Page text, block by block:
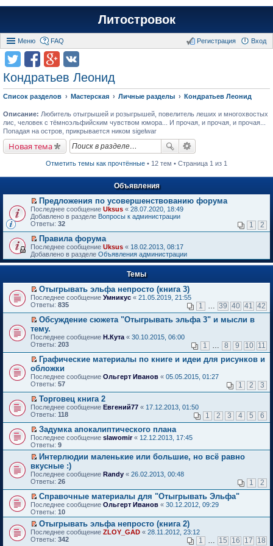
Литостровок
Меню FAQ Вход
Регистрация
Кондратьев Леонид
Список разделов Мастерская Личные разделы Кондратьев Леонид
Описание: Любитель отыгрышей и розыгрышей, повелитель леших и многохвостых
лис, человек с тёмноэльфийским чувством юмора... И прочая, и прочая, и прочая...
Попадая на остров, прикрывается ником sigelwar
Новая тема
Отметить темы как прочтённые • 12 тем • Страница 1 из 1
Объявления
П
е
р
й
т
и
к
п
в
о
м
у
н
е
п
р
о
ч
и
т
а
н
о
м
у
с
о
о
б
щ
е
н
и
ю
Предложения по усовершенствованию форума
Последнее сообщение Uksus « 28.07.2020, 18:49
Добавлено в разделе Вопросы к администрации
Ответы: 32 1 2
П
е
р
е
т
и
к
п
р
о
м
у
н
е
п
р
о
ч
и
т
а
н
о
м
у
с
о
о
б
щ
е
н
и
ю
Правила форума
Последнее сообщение Uksus « 18.02.2013, 08:17
Добавлено в разделе Объявления администрации
Темы
П
е
е
й
т
и
к
п
е
р
в
о
м
у
н
е
р
о
ч
и
а
н
н
о
м
у
с
о
о
б
щ
е
Отыгрывать эльфа непросто (книга 3)
Последнее сообщение Умникус « 21.05.2019, 21:55
Ответы: 835 1 39 40 41 42
П
е
р
е
й
т
и
к
п
е
р
в
о
м
у
н
е
п
р
о
ч
и
а
н
н
о
м
у
с
Обсуждение сюжета "Отыгрывать эльфа 3" и мысли в
тему.
Последнее сообщение Н.Кута « 30.10.2015, 06:00
Ответы: 203 1 8 9 10 11
П
е
р
е
й
и
к
п
е
р
в
о
м
у
н
е
п
р
о
ч
и
т
а
н
Графические материалы по книге и идеи для рисунков и
обложки
Последнее сообщение Ольгерт Иванов « 05.05.2015, 01:27
Ответы: 57 1 2 3
П
е
е
й
т
и
п
е
р
в
о
м
у
н
е
п
р
о
Торговец книга 2
Последнее сообщение Евгений77 « 17.12.2013, 01:50
Ответы: 118 1 2 3 4 5 6
П
е
р
е
й
т
и
п
е
р
в
о
м
у
Задумка апокалиптического плана
Последнее сообщение slawomir« 12.12.2013, 17:45
Ответы: 9
П
е
р
е
й
т
и
к
п
е
р
в
Интерлюдии маленькие или большие, но всё равно
вкусные :)
Последнее сообщение Randy « 26.02.2013, 00:48
Ответы: 26 1 2
П
е
р
е
й
т
Справочные материалы для "Отыгрывать Эльфа"
Последнее сообщение Ольгерт Иванов « 30.12.2012, 09:29
Ответы: 10
П
е
Отыгрывать эльфа непросто (книга 2)
Последнее сообщение ZLOY_GAD « 28.11.2012, 23:12
Ответы: 342 1 15 16 17 18